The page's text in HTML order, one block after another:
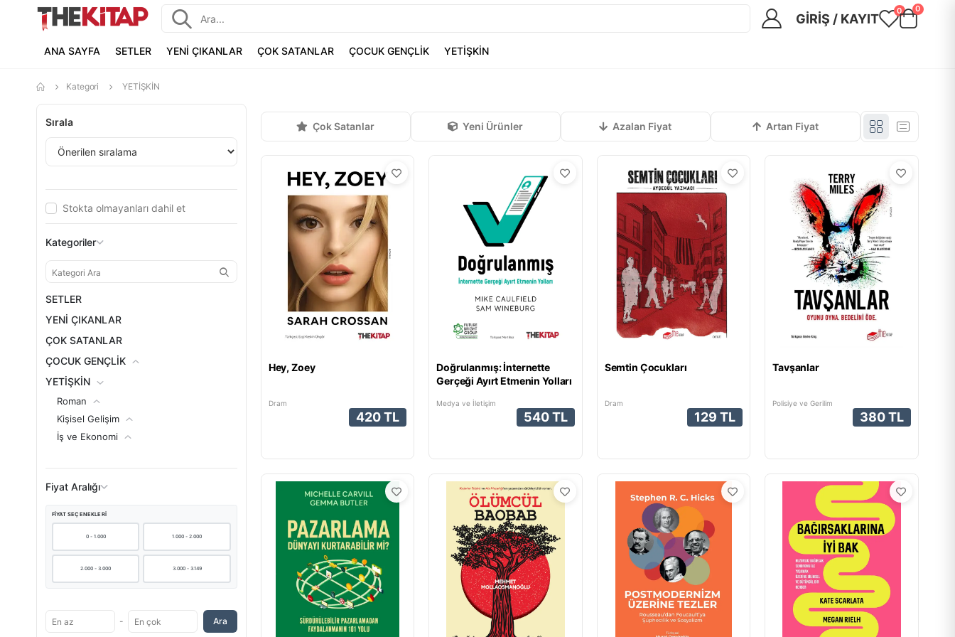
GIRIŞ / KAYIT
0 0
ANA SAYFA SETLER YENİ ÇIKANLAR ÇOK SATANLAR ÇOCUK GENÇLİK YETİŞKİN
Kategori YETİŞKİN
Çok Satanlar Yeni Ürünler Azalan Fiyat Artan Fiyat
Hey, Zoey
Dram
420 TL
Doğrulanmış: İnternette
Gerçeği Ayırt Etmenin Yolları
Medya ve İletişim
540 TL
Semtin Çocukları
Dram
129 TL
Tavşanlar
Polisiye ve Gerilim
380 TL
Sırala
Stokta olmayanları dahil et
Kategoriler
SETLER
YENİ ÇIKANLAR
ÇOK SATANLAR
ÇOCUK GENÇLİK
YETİŞKİN
Roman
Kişisel Gelişim
İş ve Ekonomi
Sağlıklı Yaşam
Kültür ve Yaşam
Fiyat Aralığı
FIYAT SEÇENEKLERI
0 - 1.000 1.000 - 2.000
2.000 - 3.000 3.000 - 3.149
- Ara